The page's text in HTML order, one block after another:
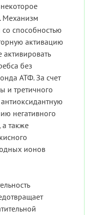
Механизм
со способностью
активацию
активировать
без
АТФ. За счет
и третичного
негативного
также
ионов